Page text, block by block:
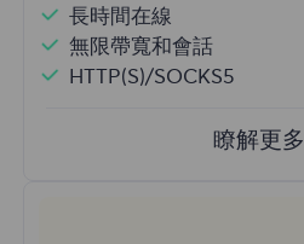
長時間在線
無限帶寬和會話
HTTP(S)/SOCKS5
瞭解更多